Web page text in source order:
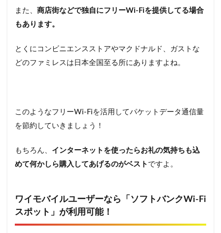
また、 商店街などで独自にフリーWi-Fiを提供してる場合
もあります。
とくにコンビニエンスストアやマクドナルド、ガストな
どのファミレスは日本全国至る所にありますよね。
このようなフリーWi-Fiを活用してパケットデータ通信量
を節約していきましょう！
もちろん、 インターネットを使ったらお礼の気持ちも込
めて何かしら購入してあげるのがベスト ですよ。
ワイモバイルユーザーなら「ソフトバンクWi-Fi
スポット」が利用可能！